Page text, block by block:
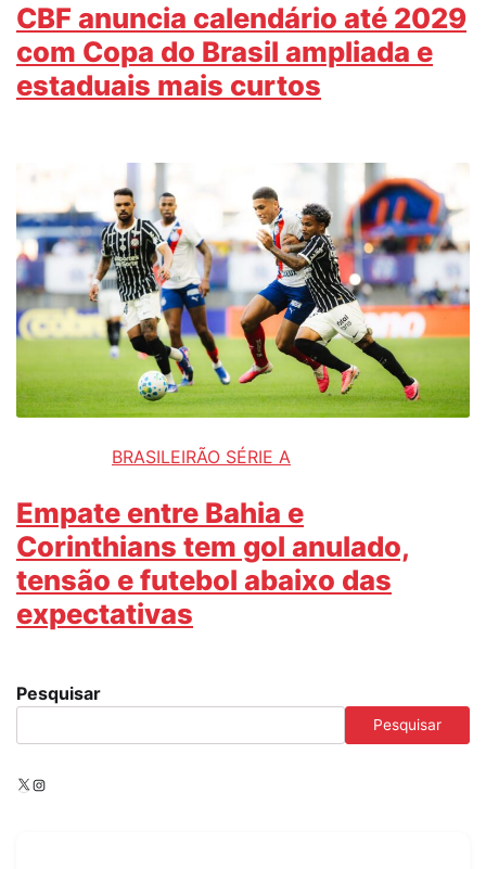
CBF anuncia calendário até 2029
com Copa do Brasil ampliada e
estaduais mais curtos
BRASILEIRÃO SÉRIE A
Empate entre Bahia e
Corinthians tem gol anulado,
tensão e futebol abaixo das
expectativas
Pesquisar
Pesquisar
X Instagram